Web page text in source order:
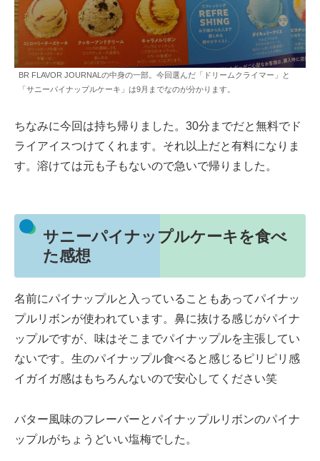
BR FLAVOR JOURNALの中身の一部。今回選んだ「ドリームクライマー」と
「サニーパイナップルケーキ」は9月までなのが分かります。
ちなみに今回は持ち帰りました。30分までだと無料でド
ライアイスつけてくれます。それ以上だと有料になりま
す。溶けては元も子もないので急いで帰りました。
サニーパイナップルケーキを食べ
た感想
名前にパイナップルと入っていることもあってパイナッ
プルリボンが使われています。鼻に抜ける感じがパイナ
ップルですが、味はそこまでパイナップルを主張してい
ないです。生のパイナップル食べると感じるピリピリ感
イガイガ感はもちろんないので安心してください笑
バター風味のフレーバーとパイナップルリボンのパイナ
ップルがちょうどいい塩梅でした。